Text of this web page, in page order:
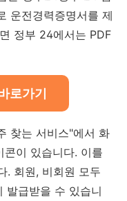
운전경력증명서를 제
정부 24에서는 PDF
로가기
찾는 서비스"에서 화
이 있습니다. 이를
. 회원, 비회원 모두
발급받을 수 있습니